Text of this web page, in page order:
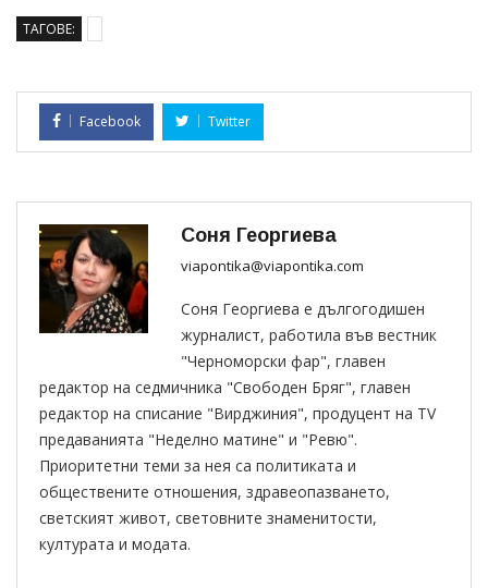
ТАГОВЕ:
Facebook Twitter
Соня Георгиева
viapontika@viapontika.com
Соня Георгиева е дългогодишен
журналист, работила във вестник
"Черноморски фар", главен
редактор на седмичника "Свободен Бряг", главен
редактор на списание "Вирджиния", продуцент на TV
предаванията "Неделно матине" и "Ревю".
Приоритетни теми за нея са политиката и
обществените отношения, здравеопазването,
светският живот, световните знаменитости,
културата и модата.